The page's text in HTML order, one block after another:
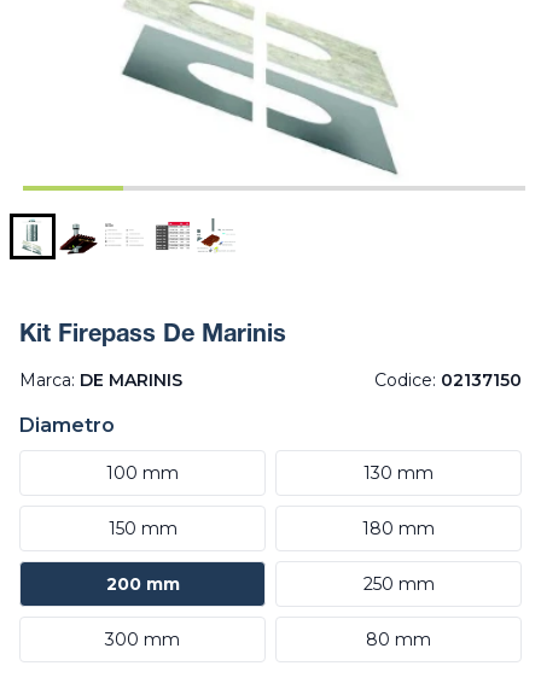
Kit Firepass De Marinis
Marca: DE MARINIS Codice: 02137150
Diametro
100 mm 130 mm
150 mm 180 mm
200 mm 250 mm
300 mm 80 mm